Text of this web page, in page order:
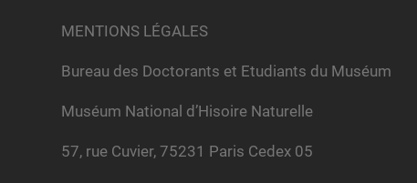
MENTIONS LÉGALES
Bureau des Doctorants et Etudiants du Muséum
Muséum National d’Hisoire Naturelle
57, rue Cuvier, 75231 Paris Cedex 05